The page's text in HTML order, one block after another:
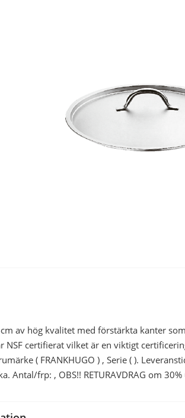
av hög kvalitet med förstärkta kanter
NSF certifierat vilket är en viktigt
( FRANKHUGO ) , Serie ( ).
Antal/frp: , OBS!! RETURAVDRAG om